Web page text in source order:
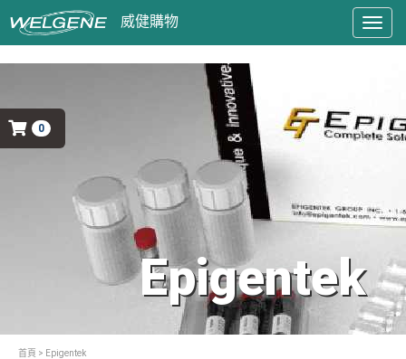
0
Epigentek
首頁 > Epigentek